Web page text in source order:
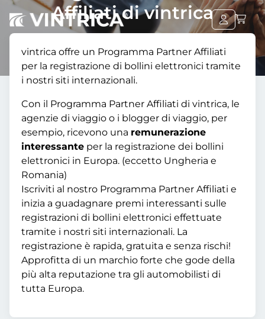
Affiliati di vintrica
vintrica offre un Programma Partner Affiliati
per la registrazione di bollini elettronici tramite
i nostri siti internazionali.
Con il Programma Partner Affiliati di vintrica, le
agenzie di viaggio o i blogger di viaggio, per
esempio, ricevono una remunerazione
interessante per la registrazione dei bollini
elettronici in Europa. (eccetto Ungheria e
Romania)
Iscriviti al nostro Programma Partner Affiliati e
inizia a guadagnare premi interessanti sulle
registrazioni di bollini elettronici effettuate
tramite i nostri siti internazionali. La
registrazione è rapida, gratuita e senza rischi!
Approfitta di un marchio forte che gode della
più alta reputazione tra gli automobilisti di
tutta Europa.